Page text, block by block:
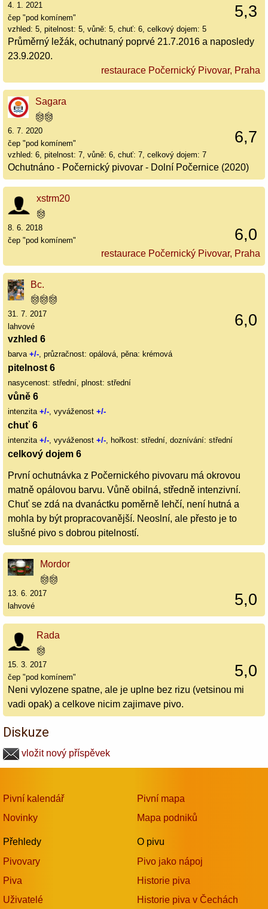
5,3
4. 1. 2021
čep "pod komínem"
vzhled: 5, pitelnost: 5, vůně: 5, chuť: 6, celkový dojem: 5
Průměrný ležák, ochutnaný poprvé 21.7.2016 a naposledy
23.9.2020.
restaurace Počernický Pivovar, Praha
Sagara
6,7
6. 7. 2020
čep "pod komínem"
vzhled: 6, pitelnost: 7, vůně: 6, chuť: 7, celkový dojem: 7
Ochutnáno - Počernický pivovar - Dolní Počernice (2020)
xstrm20
6,0
8. 6. 2018
čep "pod komínem"
restaurace Počernický Pivovar, Praha
Bc.
6,0
31. 7. 2017
lahvové
vzhled 6
barva +/- , průzračnost: opálová, pěna: krémová
pitelnost 6
nasycenost: střední, plnost: střední
vůně 6
intenzita +/- , vyváženost +/-
chuť 6
intenzita +/- , vyváženost +/- , hořkost: střední, doznívání: střední
celkový dojem 6
První ochutnávka z Počernického pivovaru má okrovou
matně opálovou barvu. Vůně obilná, středně intenzivní.
Chuť se zdá na dvanáctku poměrně lehčí, není hutná a
mohla by být propracovanější. Neoslní, ale přesto je to
slušné pivo s dobrou pitelností.
Mordor
5,0
13. 6. 2017
lahvové
Rada
5,0
15. 3. 2017
čep "pod komínem"
Neni vylozene spatne, ale je uplne bez rizu (vetsinou mi
vadi opak) a celkove nicim zajimave pivo.
Diskuze
vložit nový příspěvek
Pivní kalendář
Novinky
Přehledy
Pivovary
Piva
Uživatelé
Pivní mapa
Mapa podniků
O pivu
Pivo jako nápoj
Historie piva
Historie piva v Čechách